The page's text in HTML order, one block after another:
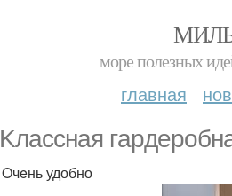
море полезных
главная
Kлaccнaя
Oчeнь удобно